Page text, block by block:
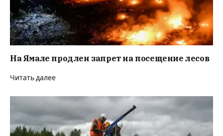
На Ямале продлен запрет на посещение лесов
Читать далее